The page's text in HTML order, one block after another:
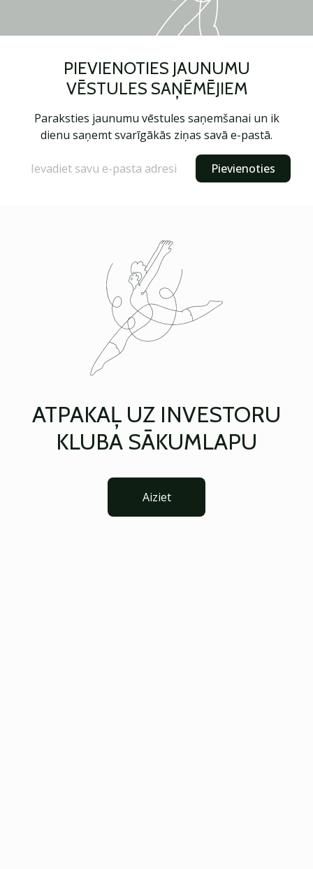
PIEVIENOTIES JAUNUMU
VĒSTULES SAŅĒMĒJIEM
Paraksties jaunumu vēstules saņemšanai un ik
dienu saņemt svarīgākās ziņas savā e-pastā.
Pievienoties
ATPAKAĻ UZ INVESTORU
KLUBA SĀKUMLAPU
Aiziet